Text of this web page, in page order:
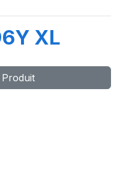
XL
Produit